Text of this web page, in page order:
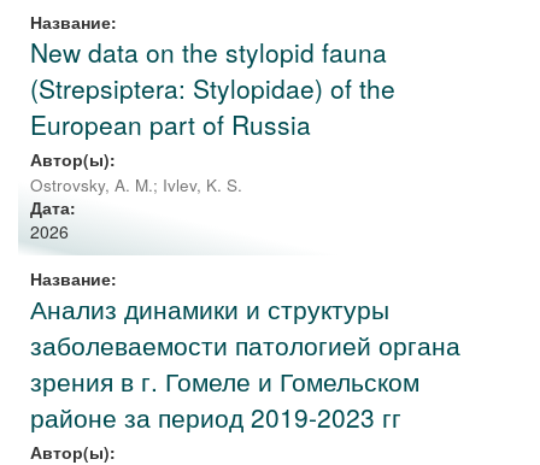
Название:
New data on the stylopid fauna
(Strepsiptera: Stylopidae) of the
European part of Russia
Автор(ы):
Ostrovsky, A. M.; Ivlev, K. S.
Дата:
2026
Название:
Анализ динамики и структуры
заболеваемости патологией органа
зрения в г. Гомеле и Гомельском
районе за период 2019-2023 гг
Автор(ы):